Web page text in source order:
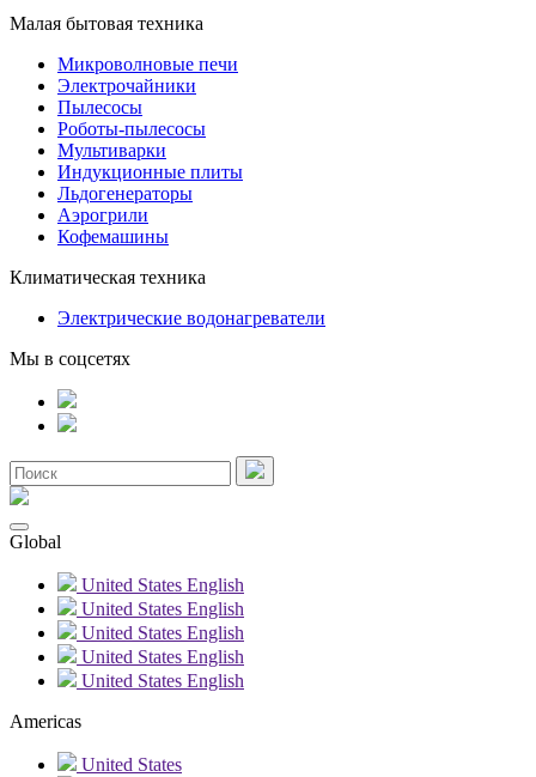
Малая бытовая техника
Микроволновые печи
Электрочайники
Пылесосы
Роботы-пылесосы
Мультиварки
Индукционные плиты
Льдогенераторы
Аэрогрили
Кофемашины
Климатическая техника
Электрические водонагреватели
Мы в соцсетях
Global
United States English
United States English
United States English
United States English
United States English
Americas
United States